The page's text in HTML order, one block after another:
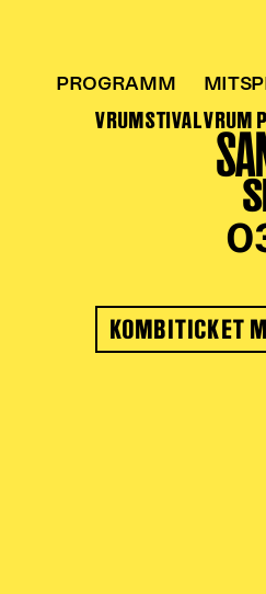
PROGRAMM
VRUMSTIVALVRUM
KOMBITICKET